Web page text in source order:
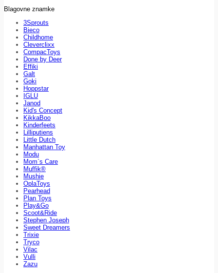
Blagovne znamke
3Sprouts
Bieco
Childhome
Cleverclixx
CompacToys
Done by Deer
Effiki
Galt
Goki
Hoppstar
IGLU
Janod
Kid's Concept
KikkaBoo
Kinderfeets
Lilliputiens
Little Dutch
Manhattan Toy
Modu
Mom`s Care
Muffik®
Mushie
OplaToys
Pearhead
Plan Toys
Play&Go
Scoot&Ride
Stephen Joseph
Sweet Dreamers
Trixie
Tryco
Vilac
Vulli
Zazu